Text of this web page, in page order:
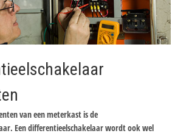
van een meterkast is de
Een differentieelschakelaar wordt ook wel